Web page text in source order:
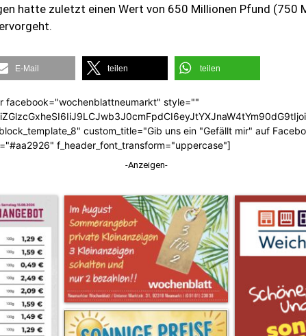
hatte zuletzt einen Wert von 650 Millionen Pfund (750
E-Mail teilen teilen
facebook="wochenblattneumarkt" style=""
custom_title="Gib uns ein "Gefällt mir" auf
f_header_font_transform="uppercase"]
-Anzeigen-